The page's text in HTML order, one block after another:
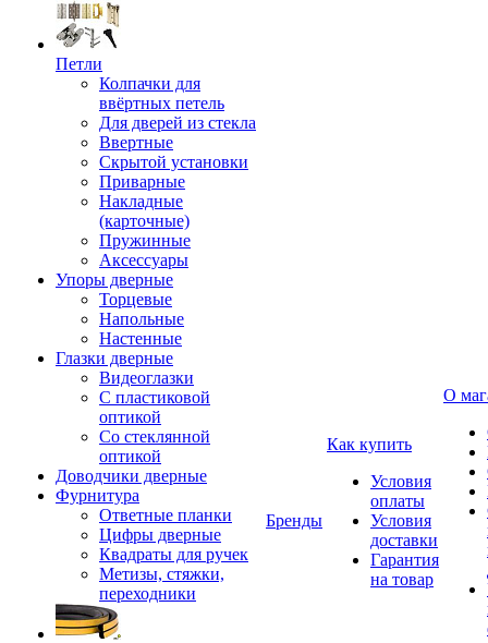
Петли
Колпачки для
ввёртных петель
Для дверей из стекла
Ввертные
Скрытой установки
Приварные
Накладные
(карточные)
Пружинные
Аксессуары
Упоры дверные
Торцевые
Напольные
Настенные
Глазки дверные
Видеоглазки
С пластиковой
оптикой
Со стеклянной
оптикой
Доводчики дверные
Фурнитура
Ответные планки
Цифры дверные
Квадраты для ручек
Метизы, стяжки,
переходники
Бренды
Как купить
Условия
оплаты
Условия
доставки
Гарантия
на товар
О